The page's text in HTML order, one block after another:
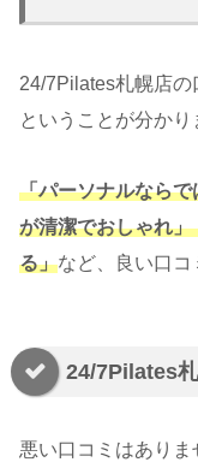
24/7Pilates札幌店
ということが分かり
「パーソナルなら
が清潔でおしゃれ
る」など、良い口コ
24/7Pilates
悪い口コミはありま